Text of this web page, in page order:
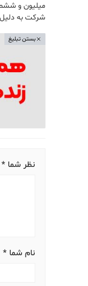
میلیون و
شرکت به دلیل
بستن تبلیغ
نظر شما *
نام شما *